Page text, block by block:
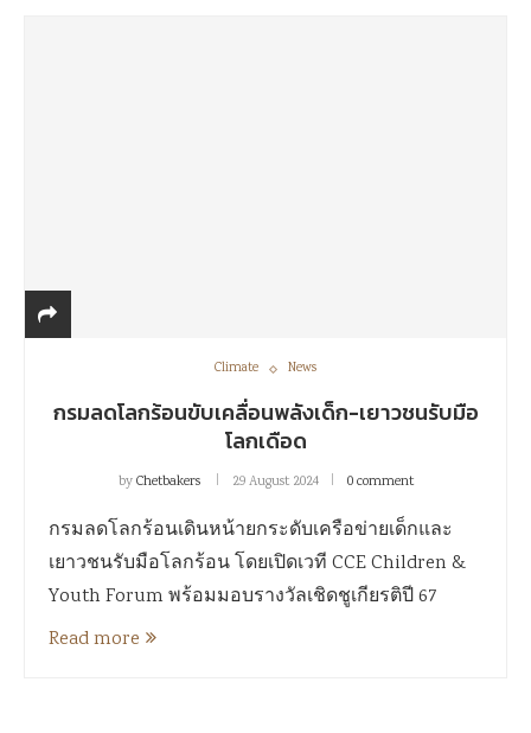
Climate News
กรมลดโลกร้อนขับเคลื่อนพลังเด็ก-เยาวชนรับมือ
โลกเดือด
byChetbakers 29 August 2024 0 comment
กรมลดโลกร้อนเดินหน้ายกระดับเครือข่ายเด็กและ
เยาวชนรับมือโลกร้อน โดยเปิดเวที CCE Children &
Youth Forum พร้อมมอบรางวัลเชิดชูเกียรติปี 67
Read more